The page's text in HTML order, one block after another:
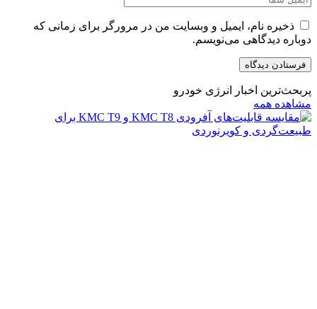
ذخیره نام، ایمیل و وبسایت من در مرورگر برای زمانی که
دوباره دیدگاهی می‌نویسم.
پربحث‌ترین اخبار انرژی خودرو
مشاهده همه